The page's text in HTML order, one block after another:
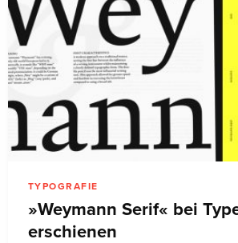
TYPOGRAFIE
»Weymann Serif« bei
erschienen